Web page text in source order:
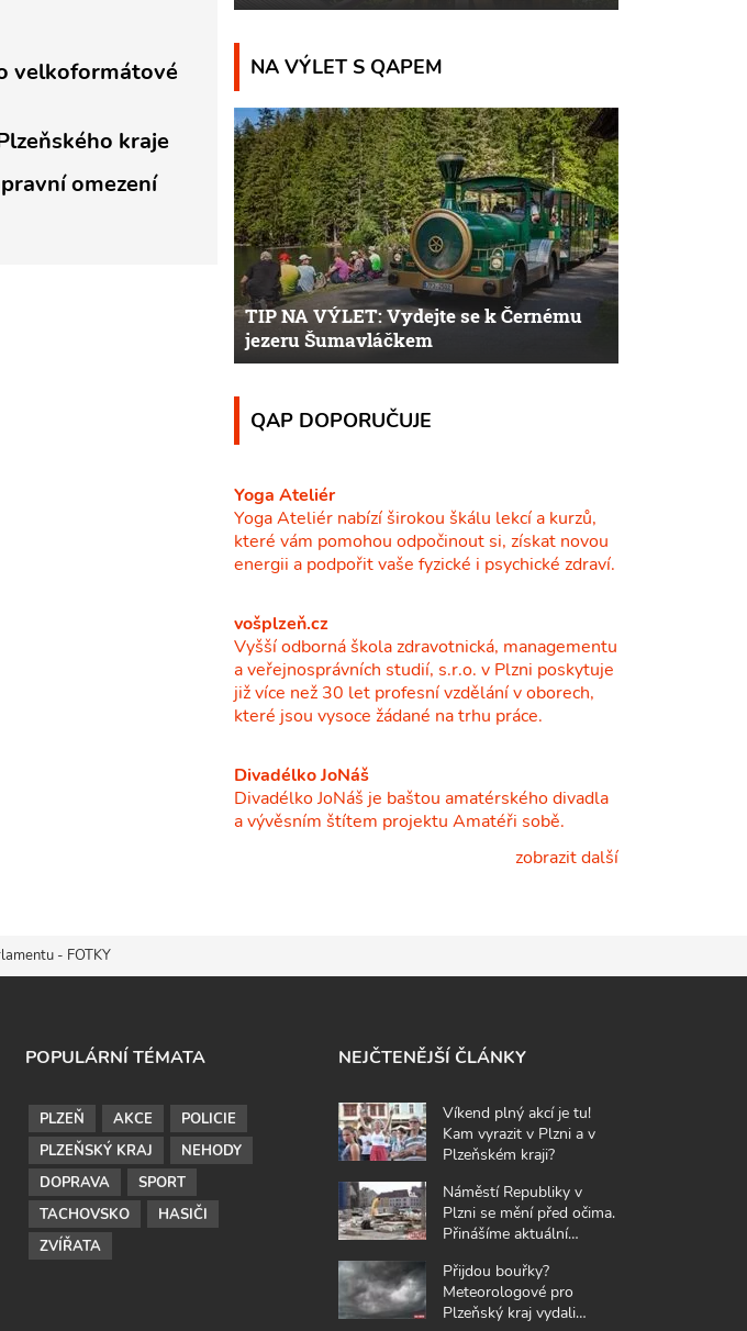
velkoformátové
kraje
omezení
NA VÝLET S QAPEM
TIP NA VÝLET: Vydejte se k Černému
jezeru Šumavláčkem
QAP DOPORUČUJE
Yoga Ateliér
Yoga Ateliér nabízí širokou škálu lekcí a kurzů,
které vám pomohou odpočinout si, získat novou
energii a podpořit vaše fyzické i psychické zdraví.
vošplzeň.cz
Vyšší odborná škola zdravotnická, managementu
a veřejnosprávních studií, s.r.o. v Plzni poskytuje
již více než 30 let profesní vzdělání v oborech,
které jsou vysoce žádané na trhu práce.
Divadélko JoNáš
Divadélko JoNáš je baštou amatérského divadla
a vývěsním štítem projektu Amatéři sobě.
zobrazit další
- FOTKY
POPULÁRNÍ TÉMATA
PLZEŇ AKCE
POLICIE
PLZEŇSKÝ KRAJ
NEHODY
DOPRAVA
SPORT
TACHOVSKO
HASIČI
ZVÍŘATA
NEJČTENĚJŠÍ ČLÁNKY
Víkend plný akcí je tu!
Kam vyrazit v Plzni a v
Plzeňském kraji?
Náměstí Republiky v
Plzni se mění před očima.
Přinášíme aktuální
Přijdou bouřky?
Meteorologové pro
Plzeňský kraj vydali